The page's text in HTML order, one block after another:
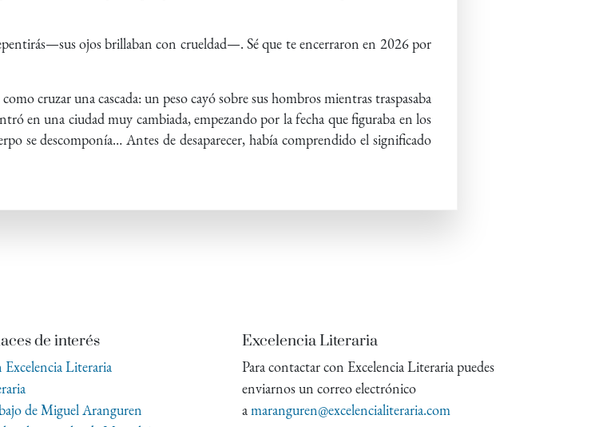
ojos brillaban con crueldad—. Sé que te encerraron en 2026 por
cruzar una cascada: un peso cayó sobre sus hombros mientras traspasaba
en una ciudad muy cambiada, empezando por la fecha que figuraba en los
se descomponía… Antes de desaparecer, había comprendido el significado
de interés
Excelencia Literaria
de Miguel Aranguren
Excelencia Literaria
Para contactar con Excelencia Literaria puedes
enviarnos un correo electrónico
amaranguren@excelencialiteraria.com